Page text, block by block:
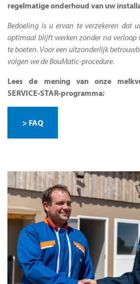
regelmatige onderhoud van uw
Bedoeling is u ervan te verzekeren dat
optimaal blijft werken zonder na
te boeten. Voor een uitzonderlijk
volgen we de BouMatic-procedure.
Lees de mening van onze
SERVICE-STAR-programma:
> FAQ